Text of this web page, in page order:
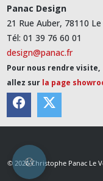
Panac Design
21 Rue Auber, 78110
Tél: 01 39 76 60 01
design@panac.fr
Pour nous rendre visite,
allez sur la page
© 2026 Christophe Panac Le